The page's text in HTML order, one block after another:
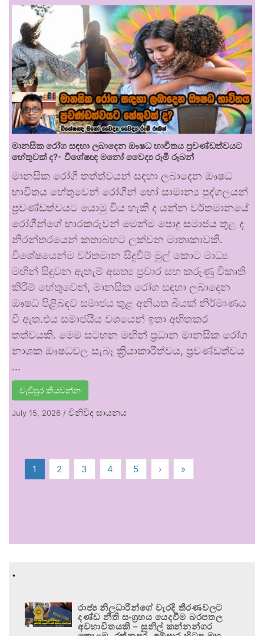
මානසික රෝග සඳහා ලබාදෙන ඖෂධ භාවිතය ප්‍රචණ්ඩත්වයට
හේතුවක් ද?- විශේෂඥ මනෝ වෛද්‍ය රූමි රූබන්
මානසික රෝගී තත්ත්වයන් සඳහා ලබාදෙන ඖෂධ
භාවිතය හේතුවෙන් රෝගීන් හෝ සාමාන්‍ය පුද්ගලයන්
ප්‍රචණ්ඩත්වයට යොමු විය හැකි ද යන්න වර්තමානයේ
රෝගීන්ගේ භාරකරුවන් මෙන්ම පොදු සමාජය තුළ ද
නිරන්තරයෙන් කතාබහට ලක්වන මාතෘකාවකි.
විශේෂයෙන්ම වර්තමාන සිදුවීම් මුල් කොට මාධ්‍ය
මඟින් සිදුවන ඇතැම් අසත්‍ය ප්‍රචාර සහ කරුණු විකෘති
කිරීම් හේතුවෙන්, මානසික රෝග සඳහා ලබාදෙන
ඖෂධ පිළිබඳව සමාජය තුළ අනියත බියක් නිර්මාණය
වී ඇත.එය සමාජයීය වශයෙන් ඉතා අහිතකර
තත්වයකි. මෙම සටහන මඟින් ප්‍රධාන මානසික රෝග
නාශක ඖෂධවල සැබෑ ක්‍රියාකාරීත්වය, ප්‍රචණ්ඩත්වය
…
වැඩිපුර කියවන්න
July 15, 2026 / විනිවිද සායනය
1 2 3 4 5 › »
.
රාජ්‍ය නිලධාරීන්ගේ වැරදි තීරණවලට
දණ්ඩ නීති සංග්‍රහය යෙදවීම බරපතල
අවභාවිතයකි – සුනිල් කන්නන්ගර